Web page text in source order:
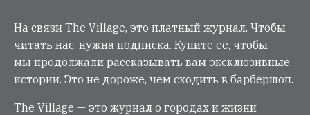
На связи The Village, это платный журнал. Чтобы
читать нас, нужна подписка. Купите её, чтобы
мы продолжали рассказывать вам эксклюзивные
истории. Это не дороже, чем сходить в барбершоп.
The Village — это журнал о городах и жизни